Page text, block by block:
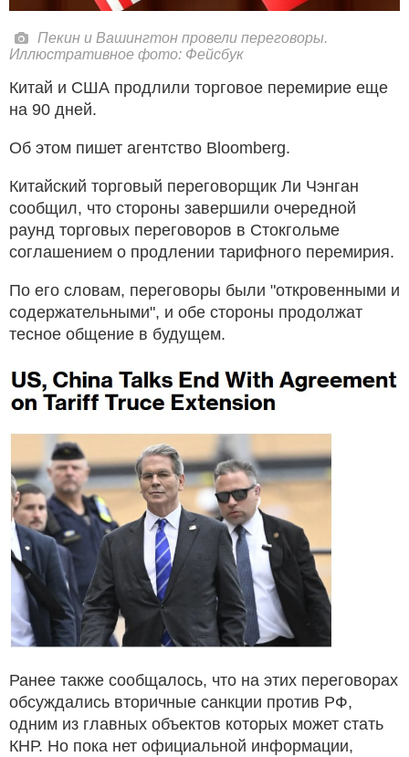
Пекин и Вашингтон провели переговоры.
Иллюстративное фото: Фейсбук
Китай и США продлили торговое перемирие еще
на 90 дней.
Об этом пишет агентство Bloomberg.
Китайский торговый переговорщик Ли Чэнган
сообщил, что стороны завершили очередной
раунд торговых переговоров в Стокгольме
соглашением о продлении тарифного перемирия.
По его словам, переговоры были "откровенными и
содержательными", и обе стороны продолжат
тесное общение в будущем.
Ранее также сообщалось, что на этих переговорах
обсуждались вторичные санкции против РФ,
одним из главных объектов которых может стать
КНР. Но пока нет официальной информации,